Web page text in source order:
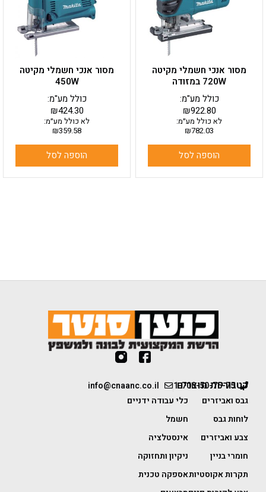
מסור אנכי חשמלי מקיטה
720W במזודה
₪922.80
כולל מע"מ:
לא כולל מע״מ:
₪782.03
הוספה לסל
מסור אנכי חשמלי מקיטה
450W
₪424.30
כולל מע"מ:
לא כולל מע״מ:
₪359.58
הוספה לסל
1-700-50-75-75
info@cnaanc.co.il קטגוריות מוצרים
גבס ואביזרים
לוחות גבס
צבע ואביזרים
חומרי בניין
תקרות אקוסטיות
כלי עבודה ידניים
חשמל
אינסטלציה
ניקיון ותחזוקה
אספקה טכנית